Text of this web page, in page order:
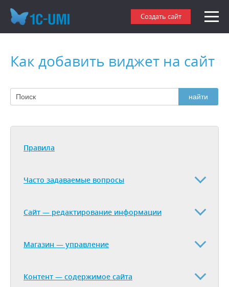
Создать сайт
Как добавить виджет на сайт
Правила
Часто задаваемые вопросы
Сайт — редактирование информации
Магазин — управление
Контент — содержимое сайта